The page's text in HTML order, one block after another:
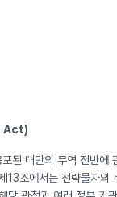
Act)
된 대만의 무역 전반에
13조에서는 전략물자